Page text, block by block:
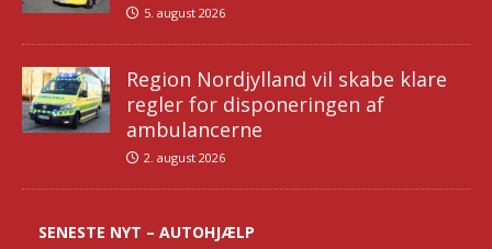
5. august 2026
Region Nordjylland vil skabe klare
regler for disponeringen af
ambulancerne
2. august 2026
SENESTE NYT – AUTOHJÆLP